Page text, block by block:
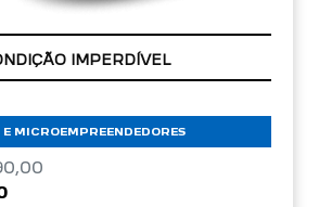
APROVEITE!
E MICROEMPREENDEDORES